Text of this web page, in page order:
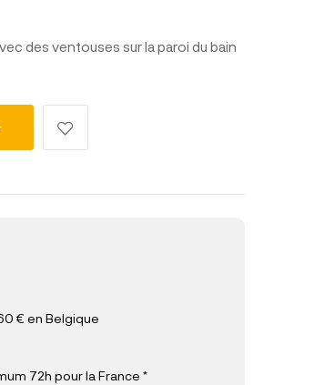
des ventouses sur la paroi du bain
€ en Belgique
72h pour la France *